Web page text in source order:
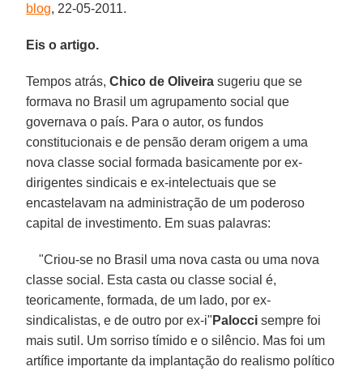
blog, 22-05-2011.
Eis o artigo.
Tempos atrás,Chico de Oliveira sugeriu que se
formava no Brasil um agrupamento social que
governava o país. Para o autor, os fundos
constitucionais e de pensão deram origem a uma
nova classe social formada basicamente por ex-
dirigentes sindicais e ex-intelectuais que se
encastelavam na administração de um poderoso
capital de investimento. Em suas palavras:
"Criou-se no Brasil uma nova casta ou uma nova
classe social. Esta casta ou classe social é,
teoricamente, formada, de um lado, por ex-
sindicalistas, e de outro por ex-i" Palocci sempre foi
mais sutil. Um sorriso tímido e o silêncio. Mas foi um
artífice importante da implantação do realismo político